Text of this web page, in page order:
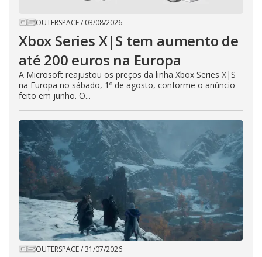
OUTERSPACE/ 03/08/2026
Xbox Series X|S tem aumento de
até 200 euros na Europa
A Microsoft reajustou os preços da linha Xbox Series X|S
na Europa no sábado, 1º de agosto, conforme o anúncio
feito em junho. O...
OUTERSPACE/31/07/2026